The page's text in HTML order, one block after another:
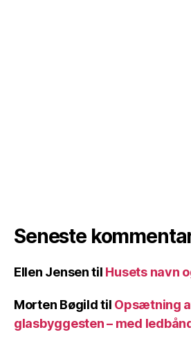
Seneste
Ellen Jensentil Husets navn
Morten Bøgildtil Opsætning
glasbyggesten – med